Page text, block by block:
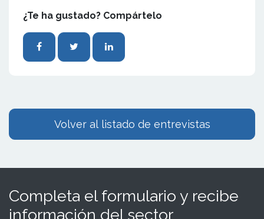
¿Te ha gustado? Compártelo
Volver al listado de entrevistas
Completa el formulario y recibe
información del sector